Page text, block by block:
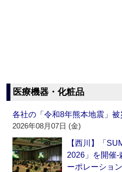
医療機器・化粧品
各社の「令和8年熊本地震」被
2026年08月07日 (金)
【西川】「
2026」を開催
ーポレーショ